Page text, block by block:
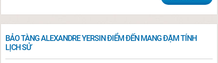
BẢO TÀNG ALEXANDRE YERSIN ĐIỂM ĐẾN MANG ĐẬM TÍNH
LỊCH SỬ